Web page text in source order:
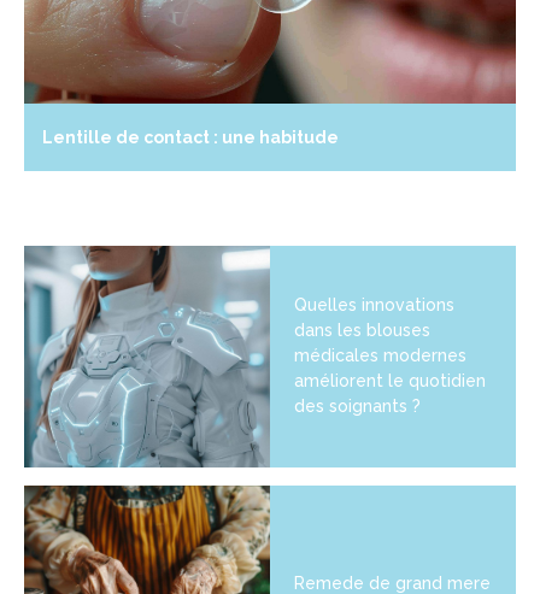
Lentille de contact : une habitude
Quelles innovations
dans les blouses
médicales modernes
améliorent le quotidien
des soignants ?
Remede de grand mere